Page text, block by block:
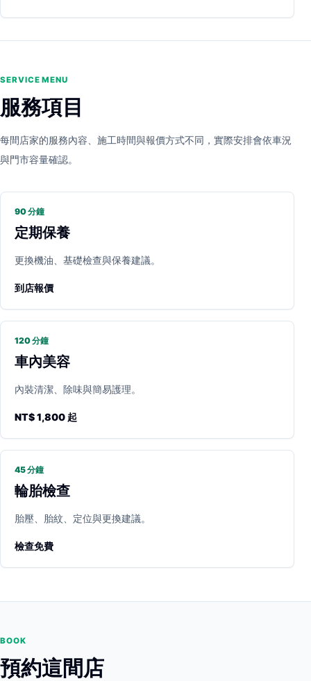
SERVICE MENU
服務項目
每間店家的服務內容、施工時間與報價方式不同，實際安排會依車況
與門市容量確認。
90 分鐘
定期保養
更換機油、基礎檢查與保養建議。
到店報價
120 分鐘
車內美容
內裝清潔、除味與簡易護理。
NT$ 1,800 起
45 分鐘
輪胎檢查
胎壓、胎紋、定位與更換建議。
檢查免費
BOOK
預約這間店